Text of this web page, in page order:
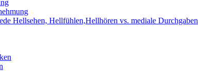
Hellsehen, Hellfühlen,Hellhören vs. mediale Durchgaben